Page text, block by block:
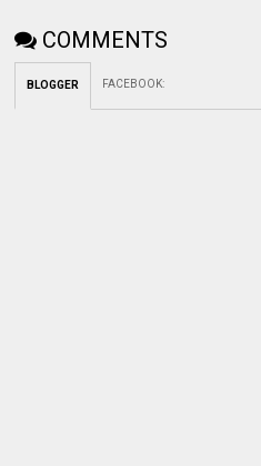
COMMENTS
BLOGGER FACEBOOK: